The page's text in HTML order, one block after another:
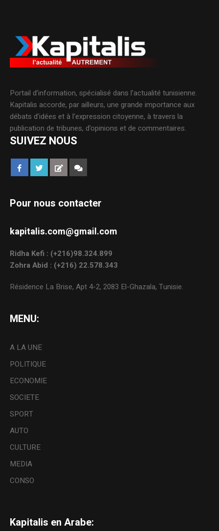
Portail d’information, spécialisé dans l’actualité tunisienne.
Kapitalis accorde, par ailleurs, une grande importance aux
débats d’idées et à l’expression citoyenne, à travers la
publication de tribunes, d’opinions et de commentaires.
SUIVEZ NOUS
Pour nous contacter
kapitalis.com@gmail.com
Ridha Kefi : (+216)98.324.899
Zohra Abid : (+216) 22.578.343
Résidence La Brise, Apt 4-2, 2083 El-Ghazala, Tunisie.
MENU:
A LA UNE
POLITIQUE
ECONOMIE
SOCIETE
SPORT
AUTO
CULTURE
MEDIA
CONSO
Kapitalis en Arabe: